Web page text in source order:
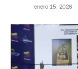
enero 15, 2026